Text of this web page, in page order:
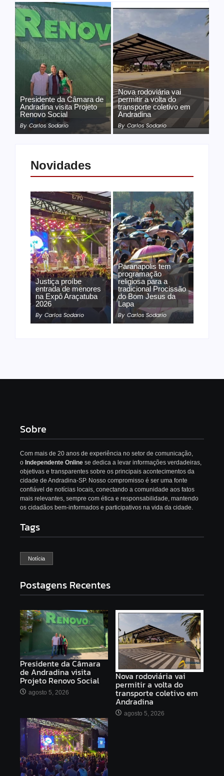
Presidente da Câmara de
Andradina visita Projeto
Renovo Social
By Carlos Sodario
Nova rodoviária vai
permitir a volta do
transporte coletivo em
Andradina
By Carlos Sodario
Novidades
Justiça proíbe
entrada de menores
na Expô Araçatuba
2026
By Carlos Sodario
Paranapolis tem
programação
religiosa para a
tradicional Procissão
do Bom Jesus da
Lapa
By Carlos Sodario
Sobre
Com mais de 20 anos de experiência no setor de comunicação,
o Independente Online se dedica a levar informações verdadeiras,
objetivas e transparentes sobre os principais acontecimentos da
cidade de Andradina-SP. Nosso compromisso é ser uma fonte
confiável de notícias locais, conectando a comunidade aos fatos
mais relevantes, sempre com ética e responsabilidade, mantendo
os cidadãos bem-informados e participativos na vida da cidade.
Tags
Notícia
Postagens Recentes
Presidente da Câmara
de Andradina visita
Projeto Renovo Social
agosto 5, 2026
Nova rodoviária vai
permitir a volta do
transporte coletivo em
Andradina
agosto 5, 2026